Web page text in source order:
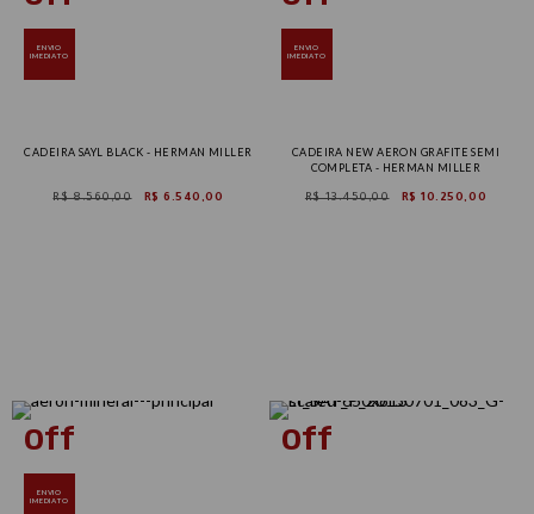
CADEIRA SAYL BLACK - HERMAN MILLER
R$ 8.560,00 R$ 6.540,00
ENVIO
IMEDIATO
CADEIRA NEW AERON GRAFITE SEMI
COMPLETA - HERMAN MILLER
R$ 13.450,00 R$ 10.250,00
ENVIO
IMEDIATO
ENVIO
IMEDIATO